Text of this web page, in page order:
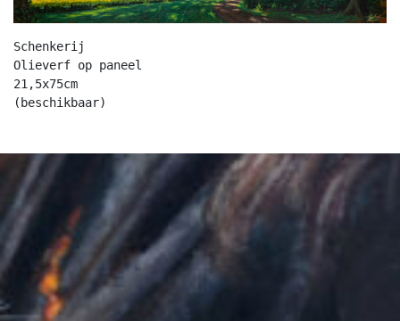
Schenkerij
Olieverf op paneel
21,5x75cm
(beschikbaar)